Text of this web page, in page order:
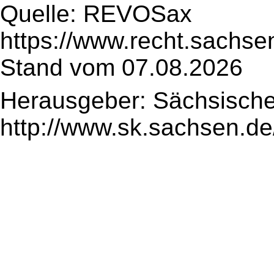
Quelle: REVOSax
https://
Stand vom 07.08.2026
Herausgeber:
http://